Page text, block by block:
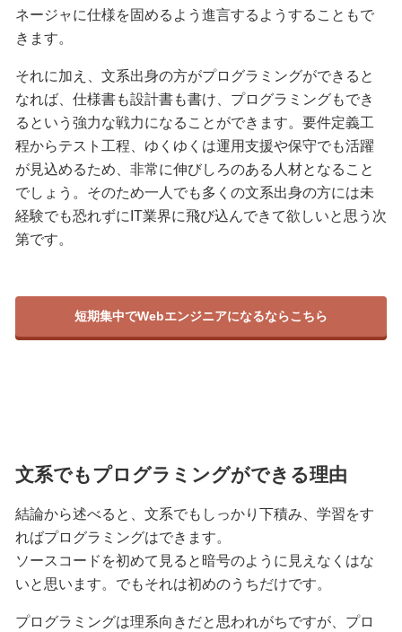
ネージャに仕様を固めるよう進言するようすることもで
きます。
それに加え、文系出身の方がプログラミングができると
なれば、仕様書も設計書も書け、プログラミングもでき
るという強力な戦力になることができます。要件定義工
程からテスト工程、ゆくゆくは運用支援や保守でも活躍
が見込めるため、非常に伸びしろのある人材となること
でしょう。そのため一人でも多くの文系出身の方には未
経験でも恐れずにIT業界に飛び込んできて欲しいと思う次
第です。
短期集中でWebエンジニアになるならこちら
文系でもプログラミングができる理由
結論から述べると、文系でもしっかり下積み、学習をす
ればプログラミングはできます。
ソースコードを初めて見ると暗号のように見えなくはな
いと思います。でもそれは初めのうちだけです。
プログラミングは理系向きだと思われがちですが、プロ